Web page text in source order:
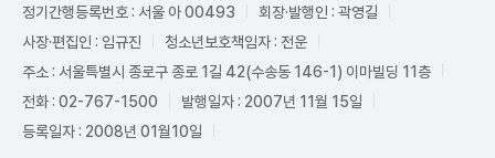
정기간행등록번호 : 서울 아 00493
회장·발행인 : 곽영길
사장·편집인 : 임규진
청소년보호책임자 : 전운
주소 : 서울특별시 종로구 종로 1길 42(수송동 146-1) 이마빌딩 11층
전화 : 02-767-1500
발행일자 : 2007년 11월 15일
등록일자 : 2008년 01월10일